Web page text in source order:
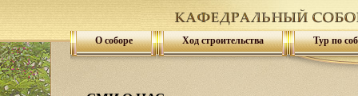
О соборе Ход строительства Тур по